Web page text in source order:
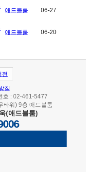
애드블룸 06-27
애드블룸 06-20
전
침
호 : 02-461-5477
타워) 9층 애드블룸
(애드블룸)